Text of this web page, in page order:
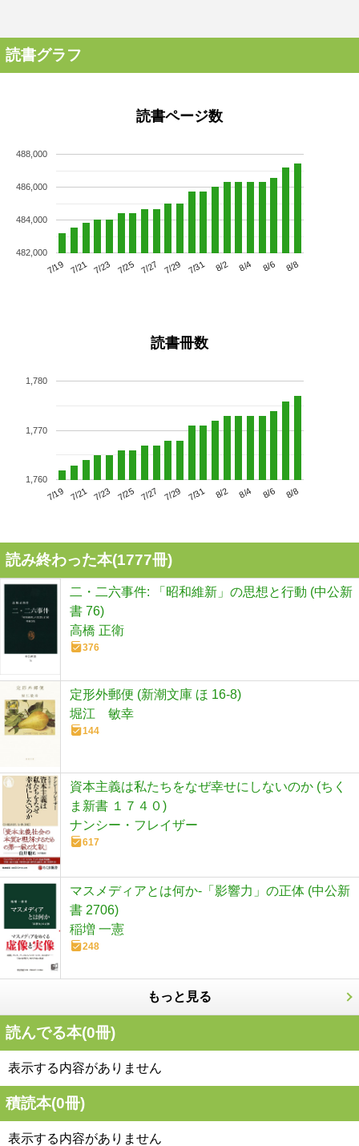
読書グラフ
読書ページ数
7/19 7/21 7/23 7/25 7/27 7/29 7/31 8/2 8/4 8/6 8/8
482,000
484,000
486,000
488,000
読書冊数
7/19 7/21 7/23 7/25 7/27 7/29 7/31 8/2 8/4 8/6 8/8
1,760
1,770
1,780
読み終わった本(1777冊)
二・二六事件: 「昭和維新」の思想と行動 (中公新
書 76)
高橋 正衛
376
定形外郵便 (新潮文庫 ほ 16-8)
堀江 敏幸
144
資本主義は私たちをなぜ幸せにしないのか (ちく
ま新書 １７４０)
ナンシー・フレイザー
617
マスメディアとは何か-「影響力」の正体 (中公新
書 2706)
稲増 一憲
248
もっと見る
読んでる本(0冊)
表示する内容がありません
積読本(0冊)
表示する内容がありません